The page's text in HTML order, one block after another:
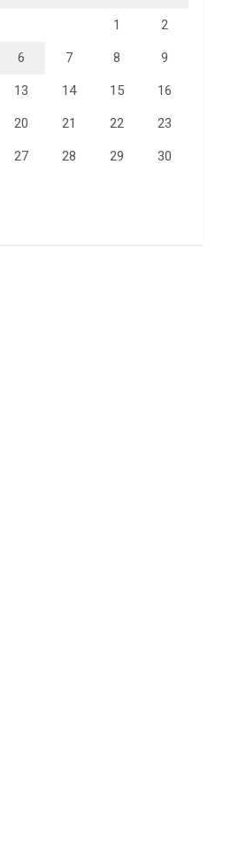
1 2
6 7 8 9
13 14 15 16
20 21 22 23
27 28 29 30